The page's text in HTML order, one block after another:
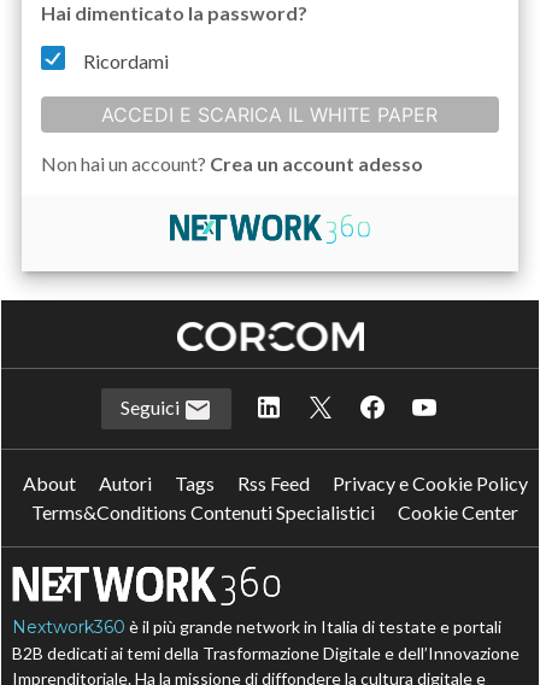
Hai dimenticato la password?
Ricordami
ACCEDI E SCARICA IL WHITE PAPER
Non hai un account? Crea un account adesso
Seguici
About Autori Tags Rss Feed
Privacy e Cookie Policy
Terms&Conditions Contenuti Specialistici
Cookie Center
Nextwork360 è il più grande network in Italia di testate e portali
B2B dedicati ai temi della Trasformazione Digitale e dell’Innovazione
Imprenditoriale. Ha la missione di diffondere la cultura digitale e